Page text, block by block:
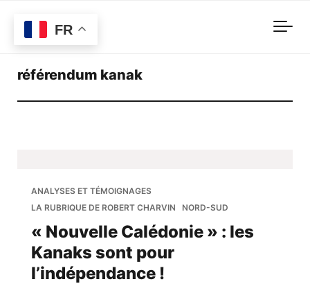
référendum kanak
ANALYSES ET TÉMOIGNAGES
LA RUBRIQUE DE ROBERT CHARVIN
NORD-SUD
« Nouvelle Calédonie » : les
Kanaks sont pour
l’indépendance !
FR